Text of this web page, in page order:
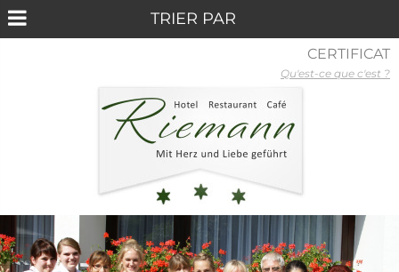
CERTIFICAT
Qu'est-ce que c'est ?